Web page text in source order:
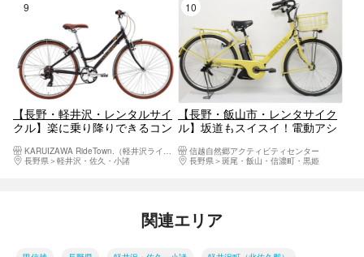
【長野・軽井沢・レンタルサイ
クル】楽に乗り降りできるコン
（CITYROAM8.0）
長野県
軽井沢・佐久・小諸
【長野・飯山市・レンタサイク
ル】坂道もスイスイ！電動アシ
信越自然郷アクティビティセンター
長野県
斑尾・飯山・信濃町・黒姫
関連エリア